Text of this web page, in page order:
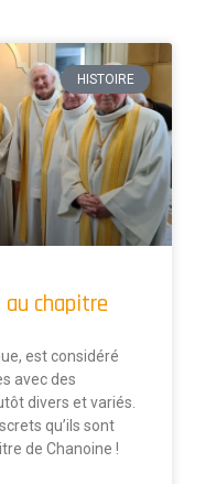
HISTOIRE
chapitre
est considéré
avec des
divers et variés.
qu’ils sont
de Chanoine !